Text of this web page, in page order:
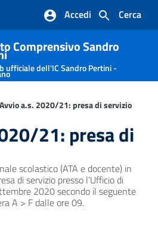
Cerca
Accedi
Comprensivo Sandro
ufficiale dell'IC Sandro Pertini -
Avvio a.s. 2020/21: presa di servizio
21: presa di
scolastico (ATA e docente) in
di servizio presso l’Ufficio di
2020 secondo il seguente
A > F dalle ore 09.